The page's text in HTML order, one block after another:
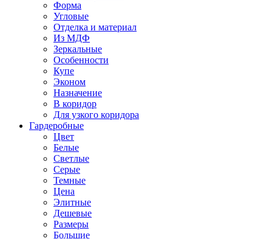
Форма
Угловые
Отделка и материал
Из МДФ
Зеркальные
Особенности
Купе
Эконом
Назначение
В коридор
Для узкого коридора
Гардеробные
Цвет
Белые
Светлые
Серые
Темные
Цена
Элитные
Дешевые
Размеры
Большие